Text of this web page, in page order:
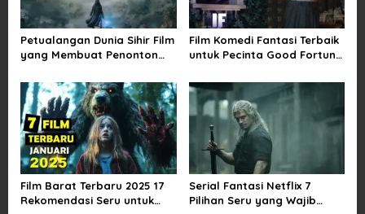
Petualangan Dunia Sihir Film
yang Membuat Penonton
Film Komedi Fantasi Terbaik
untuk Pecinta Good Fortune
Film Barat Terbaru 2025 17
Rekomendasi Seru untuk
Serial Fantasi Netflix 7
Pilihan Seru yang Wajib